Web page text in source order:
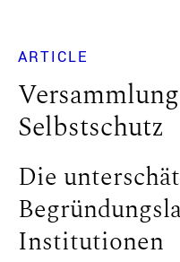
ARTICLE
Selbstschutz
Die
Institutionen